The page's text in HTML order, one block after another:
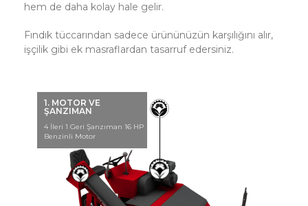
hem de daha kolay hale gelir.
Fındık tüccarından sadece ürününüzün karşılığını alır,
işçilik gibi ek masraflardan tasarruf edersiniz.
1. MOTOR VE
ŞANZIMAN
4 İleri 1 Geri Şanzıman 16 HP
Benzinli Motor